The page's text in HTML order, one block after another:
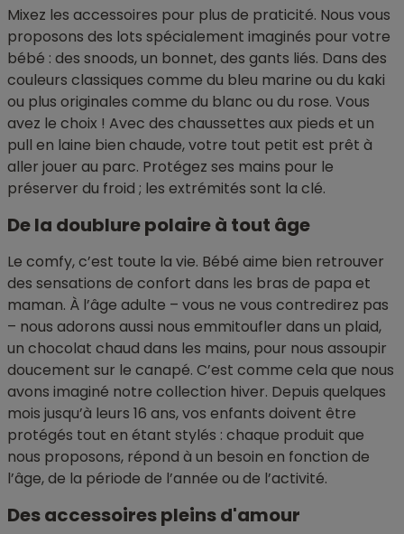
Mixez les accessoires pour plus de praticité. Nous vous
proposons des lots spécialement imaginés pour votre
bébé : des snoods, un bonnet, des gants liés. Dans des
couleurs classiques comme du bleu marine ou du kaki
ou plus originales comme du blanc ou du rose. Vous
avez le choix ! Avec des chaussettes aux pieds et un
pull en laine bien chaude, votre tout petit est prêt à
aller jouer au parc. Protégez ses mains pour le
préserver du froid ; les extrémités sont la clé.
De la doublure polaire à tout âge
Le comfy, c’est toute la vie. Bébé aime bien retrouver
des sensations de confort dans les bras de papa et
maman. À l’âge adulte – vous ne vous contredirez pas
– nous adorons aussi nous emmitoufler dans un plaid,
un chocolat chaud dans les mains, pour nous assoupir
doucement sur le canapé. C’est comme cela que nous
avons imaginé notre collection hiver. Depuis quelques
mois jusqu’à leurs 16 ans, vos enfants doivent être
protégés tout en étant stylés : chaque produit que
nous proposons, répond à un besoin en fonction de
l’âge, de la période de l’année ou de l’activité.
Des accessoires pleins d'amour